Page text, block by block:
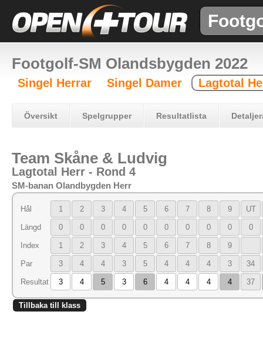
Footgolf-SM Olandsbygden 2022
Singel Herrar Singel Damer Lagtotal
Översikt Spelgrupper Resultatlista
Team Skåne & Ludvig
Lagtotal Herr - Rond 4
SM-banan Olandbygden Herr
Hål 1 2 3 4 5 6 7 8 9 UT
Längd 0 0 0 0 0 0 0 0 0 0
Index 1 2 3 4 5 6 7 8 9
Par 3 4 4 3 5 4 4 4 3 34
Resultat 3 4 5 3 6 4 4 4 4 37
Tillbaka till klass